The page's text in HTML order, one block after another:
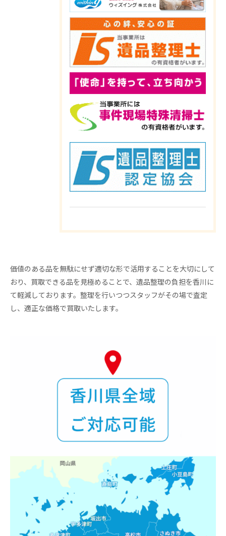
価値のある品を無駄にせず適切な形で活用することを大切にして
おり、買取できる品を見極めることで、遺品整理の負担を香川に
て軽減しております。整理を行いつつスタッフがその場で査定
し、適正な価格で買取いたします。